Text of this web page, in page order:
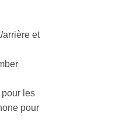
arrière et
les
pour